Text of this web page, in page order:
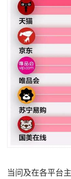
当问及在各平台